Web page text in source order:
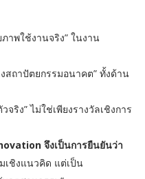
าพใช้งานจริง” ในงาน
สถาปัตยกรรมอนาคต” ทั้งด้าน
ริง” ไม่ใช่เพียงรางวัลเชิงการ
จึงเป็นการยืนยันว่า
เชิงแนวคิด แต่เป็น